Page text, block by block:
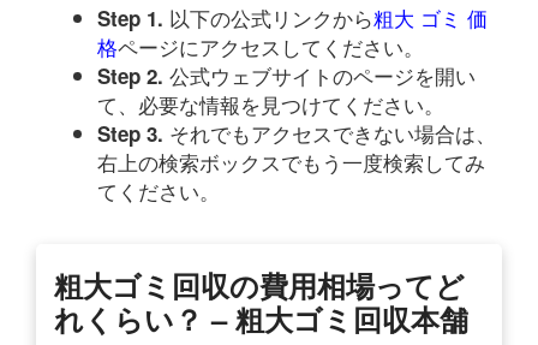
Step 1. 以下の公式リンクから粗大 ゴミ 価
格ページにアクセスしてください。
Step 2. 公式ウェブサイトのページを開い
て、必要な情報を見つけてください。
Step 3. それでもアクセスできない場合は、
右上の検索ボックスでもう一度検索してみ
てください。
粗大ゴミ回収の費用相場ってど
れくらい？ – 粗大ゴミ回収本舗